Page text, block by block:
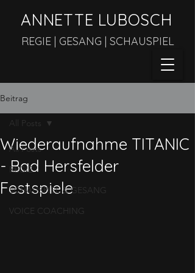
ANNETTE LUBOSCH
REGIE | GESANG | SCHAUSPIEL
Beitrag
All Posts
REGIE
SCHAUSPIEL & GESANG
VOICE COACHING
All Posts
Wiederaufnahme TITANIC
- Bad Hersfelder
Festspiele